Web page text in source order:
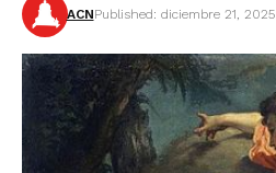
ACNPublished: diciembre 21, 2025